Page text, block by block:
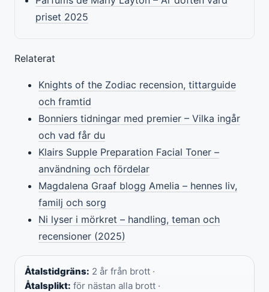
priset 2025
Relaterat
Knights of the Zodiac recension, tittarguide
och framtid
Bonniers tidningar med premier – Vilka ingår
och vad får du
Klairs Supple Preparation Facial Toner –
användning och fördelar
Magdalena Graaf blogg Amelia – hennes liv,
familj och sorg
Ni lyser i mörkret – handling, teman och
recensioner (2025)
Åtalstidgräns: 2 år från brott ·
Åtalsplikt: för nästan alla brott ·